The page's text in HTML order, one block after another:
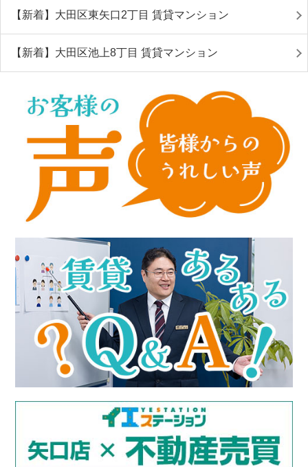
【新着】大田区東矢口2丁目 賃貸マンション
【新着】大田区池上8丁目 賃貸マンション